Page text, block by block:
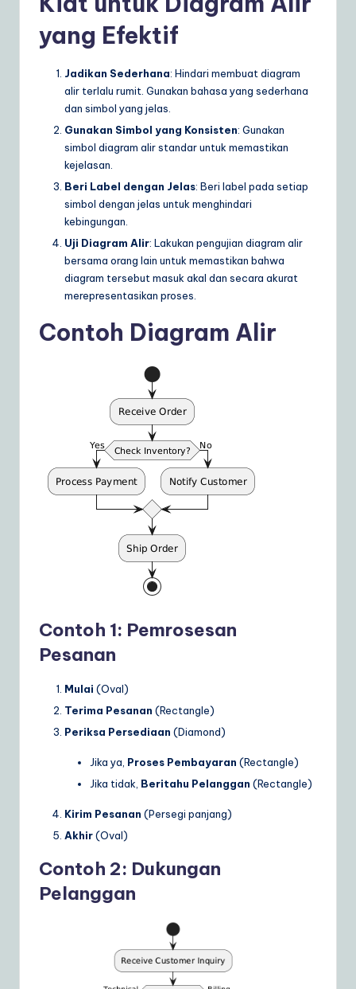
yang Efektif
Jadikan Sederhana: Hindari membuat diagram
alir terlalu rumit. Gunakan bahasa yang sederhana
dan simbol yang jelas.
Gunakan Simbol yang Konsisten: Gunakan
simbol diagram alir standar untuk memastikan
kejelasan.
Beri Label dengan Jelas: Beri label pada setiap
simbol dengan jelas untuk menghindari
kebingungan.
Uji Diagram Alir: Lakukan pengujian diagram alir
bersama orang lain untuk memastikan bahwa
diagram tersebut masuk akal dan secara akurat
merepresentasikan proses.
Contoh Diagram Alir
Contoh 1: Pemrosesan
Pesanan
Mulai (Oval)
Terima Pesanan (Rectangle)
Periksa Persediaan (Diamond)
Jika ya, Proses Pembayaran (Rectangle)
Jika tidak, Beritahu Pelanggan (Rectangle)
Kirim Pesanan (Persegi panjang)
Akhir(Oval)
Contoh 2: Dukungan
Pelanggan